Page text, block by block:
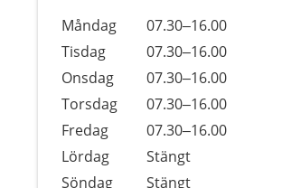
Dag
Öppettider
Kommentarer
Måndag
07.30–16.00
Tisdag
07.30–16.00
Onsdag
07.30–16.00
Torsdag
07.30–16.00
Fredag
07.30–16.00
Lördag
Stängt
Söndag
Stängt